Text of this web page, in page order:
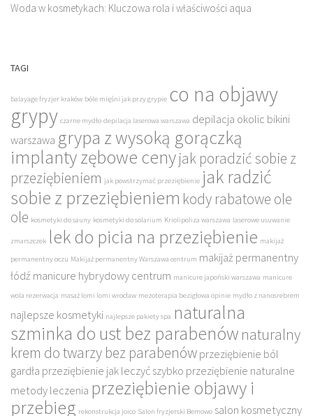
Woda w kosmetykach: Kluczowa rola i właściwości aqua
TAGI
balayage fryzjer kraków bóle mięśni jak przy grypie co na objawy
grypy czarne mydło depilacja laserowa warszawa depilacja okolic bikini
warszawa grypa z wysoką gorączką
implanty zębowe cenyjak poradzić sobie z
przeziębieniem jak powstrzymać przeziębienie jak radzić
sobie z przeziębieniem kody rabatowe ole
ole kosmetyki do sauny kosmetyki do solarium Kriolipoliza warszawa laserowe usuwanie
zmarszczek lek do picia na przeziębienie makijaż
permanentny oczu Makijaż permanentny Warszawa centrum makijaż permanentny
łódź manicure hybrydowy centrum manicure japoński warszawa manicure
wola rezerwacja masaż lomi lomi wrocław mezoterapia bezigłowa opinie mydło z nanosrebrem
najlepsze kosmetyki najlepsze pakiety spa naturalna
szminka do ust bez parabenów naturalny
krem do twarzy bez parabenówprzeziębienie ból
gardła przeziębienie jak leczyć szybko przeziębienie naturalne
metody leczenia przeziębienie objawy i
przebieg rekonstrukcja joico Salon fryzjerski Bemowo salon kosmetyczny